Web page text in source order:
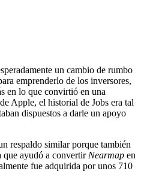
un cambio de rumbo
emprenderlo de los inversores,
en lo que convirtió en una
Apple, el historial de Jobs era tal
dispuestos a darle un apoyo
respaldo similar porque también
que ayudó a convertir Nearmap en
fue adquirida por unos 710